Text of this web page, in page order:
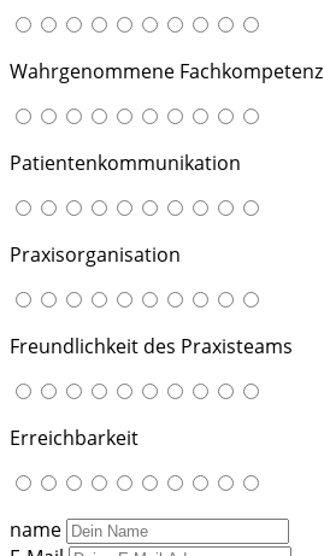
Wahrgenommene Fachkompetenz
Patientenkommunikation
Praxisorganisation
Freundlichkeit des Praxisteams
Erreichbarkeit
name